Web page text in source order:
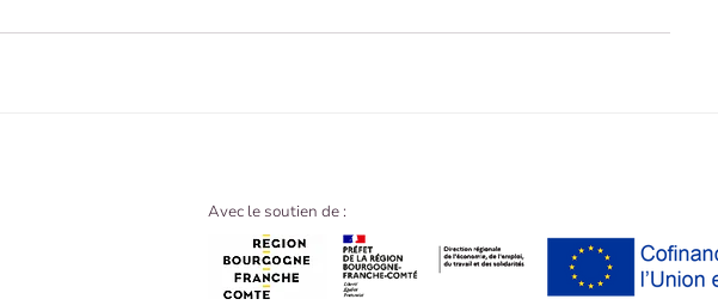
Avec le soutien de :